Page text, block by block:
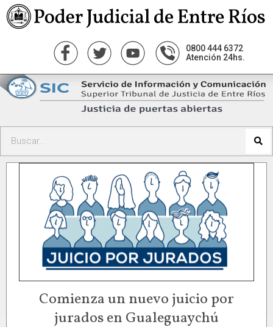
0800 444 6372
Atención 24hs.
Comienza un nuevo juicio por
jurados en Gualeguaychú